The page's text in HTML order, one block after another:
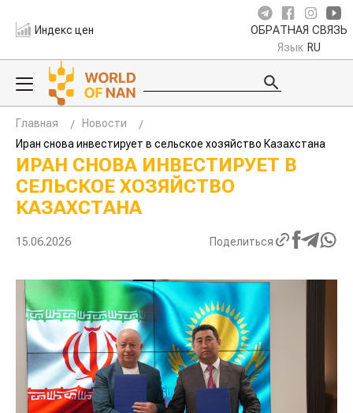
Индекс цен ОБРАТНАЯ СВЯЗЬ
Язык RU
Главная
Новости
Иран снова инвестирует в сельское хозяйство Казахстана
ИРАН СНОВА ИНВЕСТИРУЕТ В
СЕЛЬСКОЕ ХОЗЯЙСТВО
КАЗАХСТАНА
15.06.2026 Поделиться